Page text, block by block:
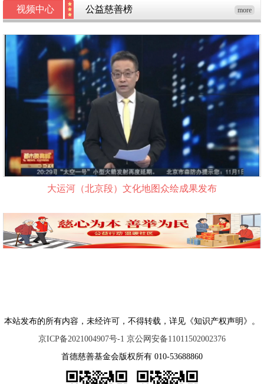
视频中心 公益慈善榜 more
大运河（北京段）文化地图众绘成果发布
本站发布的所有内容，未经许可，不得转载，详见《知识产权声明》。
京ICP备2021004907号-1 京公网安备11011502002376
首德慈善基金会版权所有 010-53688860